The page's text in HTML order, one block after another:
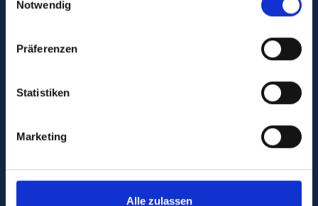
Notwendig
Präferenzen
Statistiken
Marketing
Alle zulassen
Folgen Sie uns
Sie haben Fragen ?
info@skigastein.com
Links